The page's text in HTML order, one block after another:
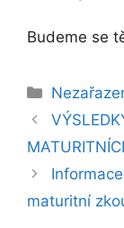
Budeme se
Rubriky
maturitní